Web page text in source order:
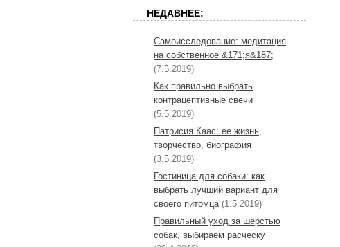
НЕДАВНЕЕ:
Самоисследование: медитация
на собственное &171;я&187;
(7.5.2019)
Как правильно выбрать
контрацептивные свечи
(5.5.2019)
Патрисия Каас: ее жизнь,
творчество, биография
(3.5.2019)
Гостиница для собаки: как
выбрать лучший вариант для
своего питомца (1.5.2019)
Правильный уход за шерстью
собак, выбираем расческу